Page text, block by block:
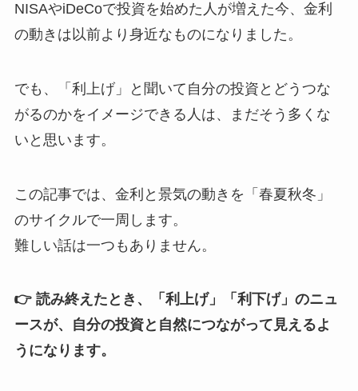
NISAやiDeCoで投資を始めた人が増えた今、金利
の動きは以前より身近なものになりました。
でも、「利上げ」と聞いて自分の投資とどうつな
がるのかをイメージできる人は、まだそう多くな
いと思います。
この記事では、金利と景気の動きを「春夏秋冬」
のサイクルで一周します。
難しい話は一つもありません。
👉 読み終えたとき、「利上げ」「利下げ」のニュ
ースが、自分の投資と自然につながって見えるよ
うになります。